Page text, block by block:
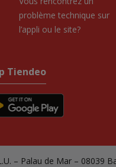
problème technique sur
l’appli ou le site?
Tiendeo
– Palau de Mar – 08039